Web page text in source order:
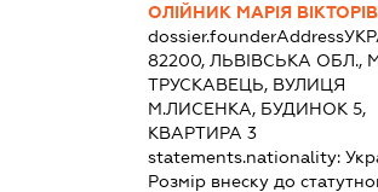
ОЛІЙНИК МАРІЯ
dossier.founderAddress
82200, ЛЬВІВСЬКА ОБЛ.,
ТРУСКАВЕЦЬ, ВУЛИЦЯ
М.ЛИСЕНКА, БУДИНОК 5,
КВАРТИРА 3
statements.nationality:
Розмір внеску до